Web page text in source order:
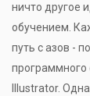
ничто другое
обучением.
путь с азов -
программного
Illustrator.